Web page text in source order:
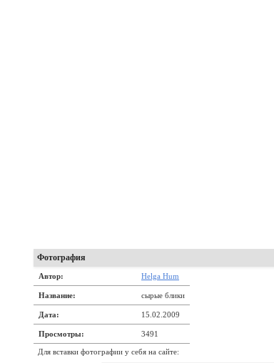
Фотография
Автор: Helga Hum
Название: сырые блики
Дата: 15.02.2009
Просмотры: 3491
Для вставки фотографии у себя на сайте: